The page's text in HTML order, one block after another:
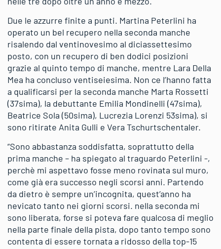
Due le azzurre finite a punti. Martina Peterlini ha
operato un bel recupero nella seconda manche
risalendo dal ventinovesimo al diciassettesimo
posto, con un recupero di ben dodici posizioni
grazie al quinto tempo di manche, mentre Lara Della
Mea ha concluso ventiseiesima. Non ce l’hanno fatta
a qualificarsi per la seconda manche Marta Rossetti
(37sima), la debuttante Emilia Mondinelli (47sima),
Beatrice Sola (50sima), Lucrezia Lorenzi 53sima), si
sono ritirate Anita Gulli e Vera Tschurtschentaler.
“Sono abbastanza soddisfatta, soprattutto della
prima manche – ha spiegato al traguardo Peterlini -,
perchè mi aspettavo fosse meno rovinata sul muro,
come già era successo negli scorsi anni. Partendo
da dietro è sempre un’incognita, quest’anno ha
nevicato tanto nei giorni scorsi. nella seconda mi
sono liberata, forse si poteva fare qualcosa di meglio
nella parte finale della pista, dopo tanto tempo sono
contenta di essere tornata a ridosso della top-15